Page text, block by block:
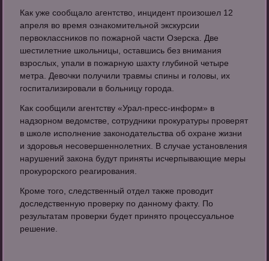
Как уже сообщало агентство, инцидент произошел 12
апреля во время ознакомительной экскурсии
первоклассников по пожарной части Озерска. Две
шестилетние школьницы, оставшись без внимания
взрослых, упали в пожарную шахту глубиной четыре
метра. Девочки получили травмы спины и головы, их
госпитализировали в больницу города.
Как сообщили агентству «Урал-пресс-информ» в
надзорном ведомстве, сотрудники прокуратуры проверят
в школе исполнение законодательства об охране жизни
и здоровья несовершеннолетних. В случае установления
нарушений закона будут приняты исчерпывающие меры
прокурорского реагирования.
Кроме того, следственный отдел также проводит
доследственную проверку по данному факту. По
результатам проверки будет принято процессуальное
решение.